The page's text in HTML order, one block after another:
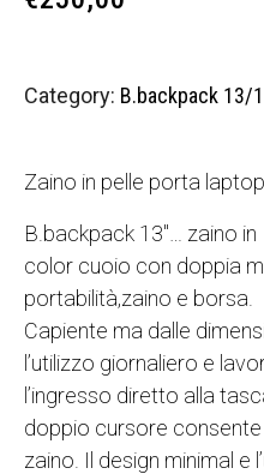
Category: B.backpack 13/
Zaino in pelle porta
B.backpack 13″… zaino
color cuoio con doppia
portabilità,zaino e borsa.
Capiente ma dalle
l’utilizzo giornaliero e
l’ingresso diretto alla
doppio cursore consente
zaino. Il design minimal e